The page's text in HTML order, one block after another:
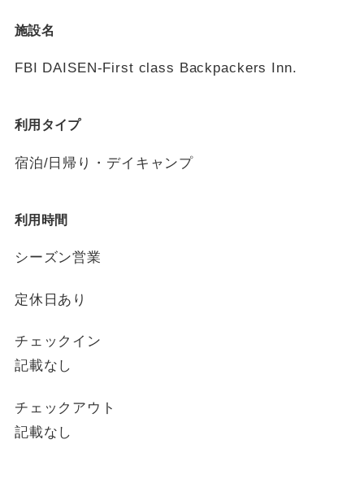
施設名
FBI DAISEN-First class Backpackers Inn.
利用タイプ
宿泊/日帰り・デイキャンプ
利用時間
シーズン営業
定休日あり
チェックイン
記載なし
チェックアウト
記載なし